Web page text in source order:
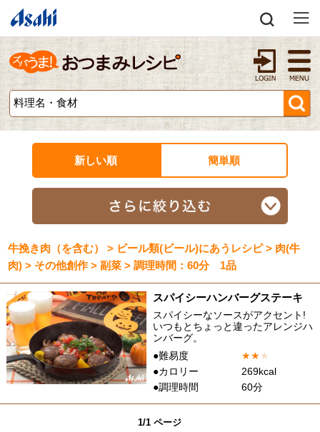
新しい順 簡単順
牛挽き肉（を含む） > ビール類(ビール)にあうレシピ > 肉(牛
肉) > その他創作 > 副菜 > 調理時間：60分 1品
スパイシーハンバーグステーキ
スパイシーなソースがアクセント!
いつもとちょっと違ったアレンジハ
ンバーグ。
●難易度
★★★
●カロリー
269kcal
●調理時間
60分
1/1 ページ